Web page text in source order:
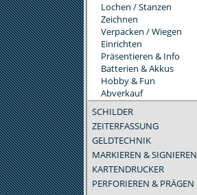
Lochen / Stanzen
Zeichnen
Verpacken / Wiegen
Einrichten
Präsentieren & Info
Batterien & Akkus
Hobby & Fun
Abverkauf
SCHILDER
ZEITERFASSUNG
GELDTECHNIK
MARKIEREN & SIGNIEREN
KARTENDRUCKER
PERFORIEREN & PRÄGEN